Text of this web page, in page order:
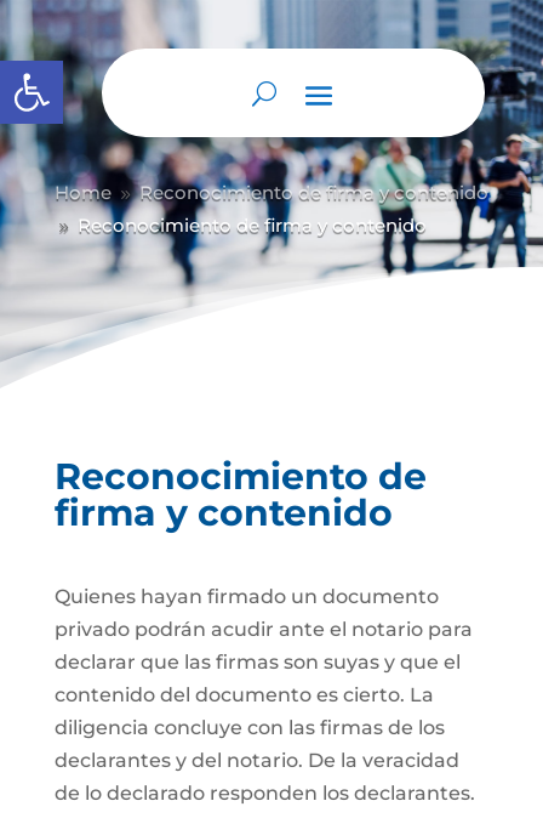
Abrir barra de herramientas
Home 9 Reconocimiento de firma y contenido
9 Reconocimiento de firma y contenido
Reconocimiento de
firma y contenido
Quienes hayan firmado un documento
privado podrán acudir ante el notario para
declarar que las firmas son suyas y que el
contenido del documento es cierto. La
diligencia concluye con las firmas de los
declarantes y del notario. De la veracidad
de lo declarado responden los declarantes.